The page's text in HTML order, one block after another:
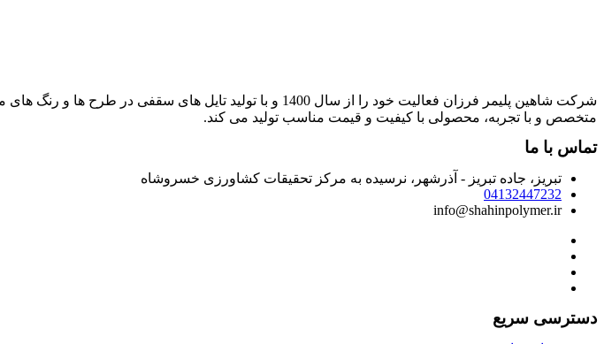
شرکت شاهین پلیمر فرزان فعالیت خود را از سال 1400 و با تولید
متخصص و با تجربه، محصولی با کیفیت و قیمت مناسب تولید می کند.
تماس با ما
تبریز، جاده تبریز - آذرشهر، نرسیده به مرکز تحقیقات کشاورزی خسروشاه
04132447232
info@shahinpolymer.ir
دسترسی سریع